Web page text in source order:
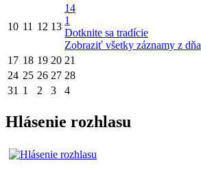
10 11 12 13
14
1
Dotknite sa tradície
Zobraziť všetky záznamy z dňa
17 18 19 20 21
24 25 26 27 28
31 1 2 3 4
Hlásenie rozhlasu